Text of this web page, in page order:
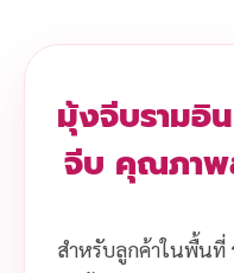
มุ้งจีบรามอิ
จีบ คุณภาพ
สำหรับลูกค้าในพื้นที่